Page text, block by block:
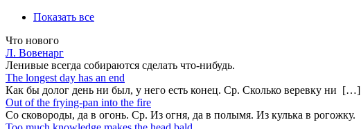
Показать все
Что нового
Л. Вовенарг
Ленивые всегда собираются сделать что-нибудь.
The longest day has an end
Как бы долог день ни был, у него есть конец. Ср. Сколько веревку ни […]
Out of the frying-pan into the fire
Co сковороды, да в огонь. Ср. Из огня, да в полымя. Из кулька в рогожку.